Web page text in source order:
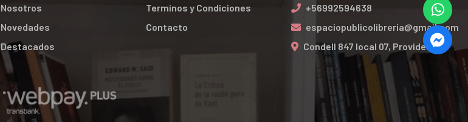
Nosotros
Novedades
Destacados
Terminos y Condiciones
Contacto
+56992594638
espaciopublicolibreria@gmail.com
Condell 847 local 07, Providencia